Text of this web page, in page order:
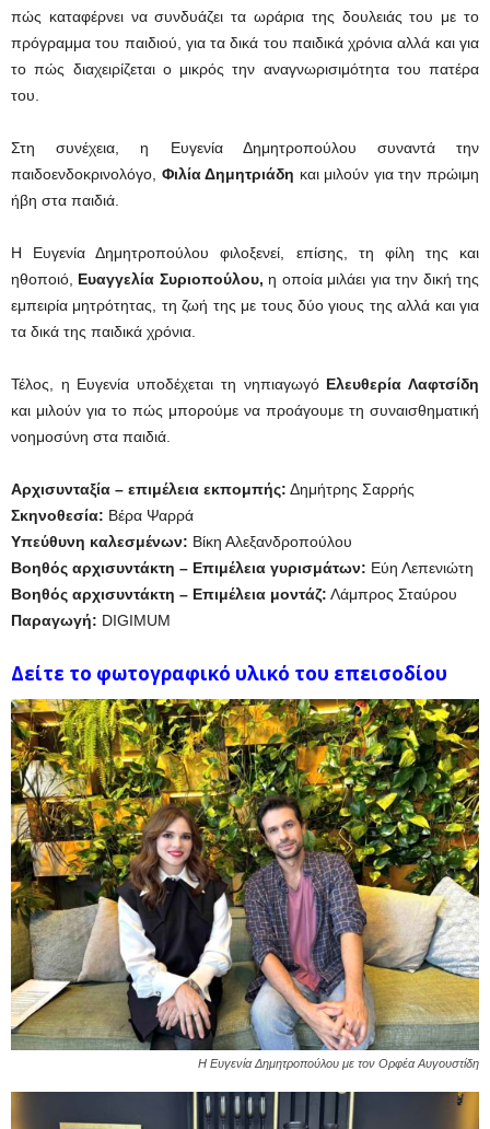
πώς καταφέρνει να συνδυάζει τα ωράρια της δουλειάς του με το
πρόγραμμα του παιδιού, για τα δικά του παιδικά χρόνια αλλά και για
το πώς διαχειρίζεται ο μικρός την αναγνωρισιμότητα του πατέρα
του.
Στη συνέχεια, η Ευγενία Δημητροπούλου συναντά την
παιδοενδοκρινολόγο, Φιλία Δημητριάδη και μιλούν για την πρώιμη
ήβη στα παιδιά.
Η Ευγενία Δημητροπούλου φιλοξενεί, επίσης, τη φίλη της και
ηθοποιό, Ευαγγελία Συριοπούλου,η οποία μιλάει για την δική της
εμπειρία μητρότητας, τη ζωή της με τους δύο γιους της αλλά και για
τα δικά της παιδικά χρόνια.
Τέλος, η Ευγενία υποδέχεται τη νηπιαγωγό Ελευθερία Λαφτσίδη
και μιλούν για το πώς μπορούμε να προάγουμε τη συναισθηματική
νοημοσύνη στα παιδιά.
Αρχισυνταξία – επιμέλεια εκπομπής: Δημήτρης Σαρρής
Σκηνοθεσία: Βέρα Ψαρρά
Υπεύθυνη καλεσμένων: Βίκη Αλεξανδροπούλου
Βοηθός αρχισυντάκτη – Επιμέλεια γυρισμάτων: Εύη Λεπενιώτη
Βοηθός αρχισυντάκτη – Επιμέλεια μοντάζ: Λάμπρος Σταύρου
Παραγωγή: DIGIMUM
Δείτε το φωτογραφικό υλικό του επεισοδίου
Η Ευγενία Δημητροπούλου με τον Ορφέα Αυγουστίδη